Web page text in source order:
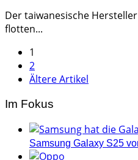
Der taiwanesische
flotten...
Seitennummerierung
der
Beiträge
1
2
Ältere Artikel
Im Fokus
Samsung Galaxy S25